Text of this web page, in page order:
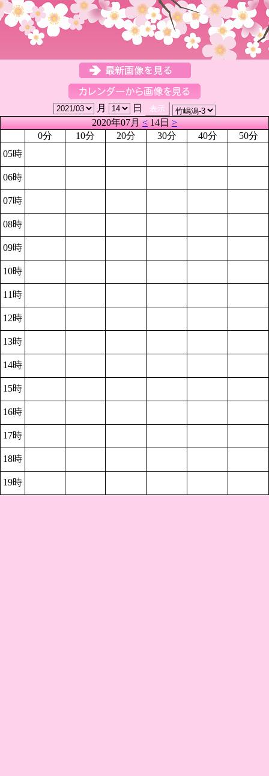
月
日
2020年07月<14日>
0分
10分 20分 30分 40分
50分
05時
06時
07時
08時
09時
10時
11時
12時
13時
14時
15時
16時
17時
18時
19時